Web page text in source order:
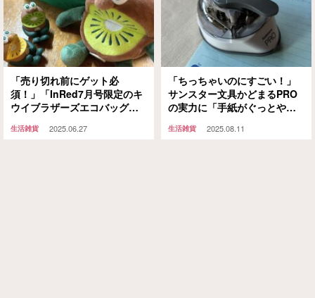
「売り切れ前にゲット必
須！」「InRed7月号限定のキ
ウイブラザーズエコバッグ」
生活雑貨 2025.06.27
「ちっちゃいのにすごい！」
サンスター文具かどまるPRO
の実力に「手紙がぐっとやさ
生活雑貨 2025.08.11